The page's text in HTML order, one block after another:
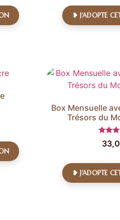
❥ J'ADOPTE
Box Mensuelle
Trésors du
❥ J'ADOPTE